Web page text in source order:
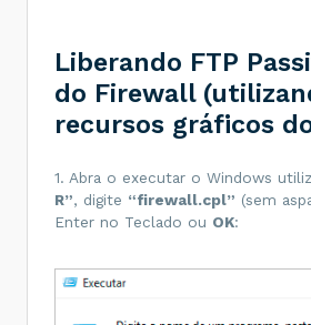
Liberando FTP
do Firewall
recursos gráficos
1. Abra o executar o Windows
R”, digite “firewall.cpl” (sem
Enter no Teclado ou OK: